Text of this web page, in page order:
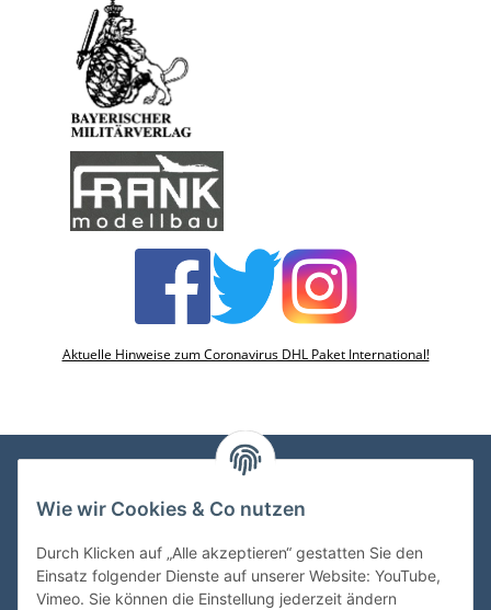
Aktuelle Hinweise zum Coronavirus DHL Paket International!
VDMedien24.de
Kasernenstraße 6-10
66482 Zweibrücken
Wie wir Cookies & Co nutzen
Durch Klicken auf „Alle akzeptieren“ gestatten Sie den
Einsatz folgender Dienste auf unserer Website: YouTube,
Vimeo. Sie können die Einstellung jederzeit ändern